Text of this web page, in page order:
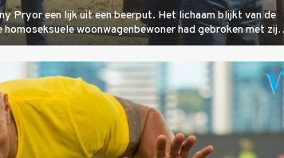
Pryor een lijk uit een beerput. Het lichaam blijkt van de
homoseksuele woonwagenbewoner had gebroken met zijn
ruzie.